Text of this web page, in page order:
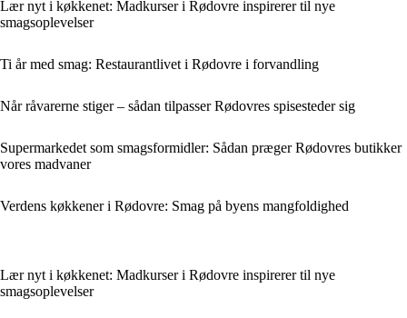
Lær nyt i køkkenet: Madkurser i Rødovre inspirerer til nye
smagsoplevelser
Ti år med smag: Restaurantlivet i Rødovre i forvandling
Når råvarerne stiger – sådan tilpasser Rødovres spisesteder sig
Supermarkedet som smagsformidler: Sådan præger Rødovres butikker
vores madvaner
Verdens køkkener i Rødovre: Smag på byens mangfoldighed
Lær nyt i køkkenet: Madkurser i Rødovre inspirerer til nye
smagsoplevelser